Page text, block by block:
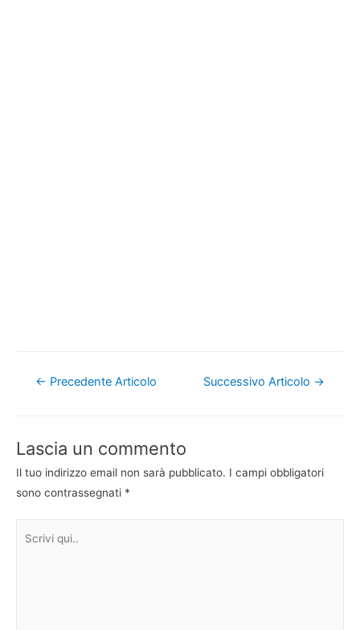
Navigazione
← Precedente Articolo Successivo Articolo →
Lascia un commento
Il tuo indirizzo email non sarà pubblicato. I campi obbligatori
sono contrassegnati *